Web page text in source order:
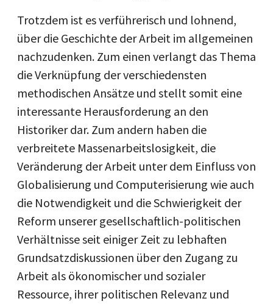
Trotzdem ist es verführerisch und lohnend,
über die Geschichte der Arbeit im allgemeinen
nachzudenken. Zum einen verlangt das Thema
die Verknüpfung der verschiedensten
methodischen Ansätze und stellt somit eine
interessante Herausforderung an den
Historiker dar. Zum andern haben die
verbreitete Massenarbeitslosigkeit, die
Veränderung der Arbeit unter dem Einfluss von
Globalisierung und Computerisierung wie auch
die Notwendigkeit und die Schwierigkeit der
Reform unserer gesellschaftlich-politischen
Verhältnisse seit einiger Zeit zu lebhaften
Grundsatzdiskussionen über den Zugang zu
Arbeit als ökonomischer und sozialer
Ressource, ihrer politischen Relevanz und